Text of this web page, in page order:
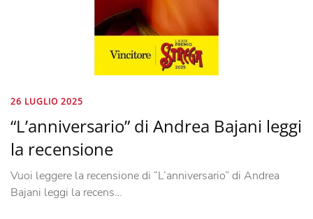
26 LUGLIO 2025
“L’anniversario” di Andrea Bajani leggi
la recensione
Vuoi leggere la recensione di “L’anniversario” di Andrea
Bajani leggi la recens…